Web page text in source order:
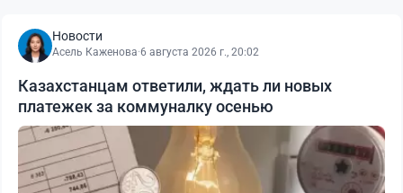
Новости
Асель Каженова·6 августа 2026 г., 20:02
Казахстанцам ответили, ждать ли новых
платежек за коммуналку осенью